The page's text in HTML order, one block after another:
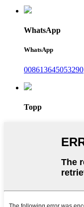
WhatsApp
WhatsApp
008613645053290
Topp